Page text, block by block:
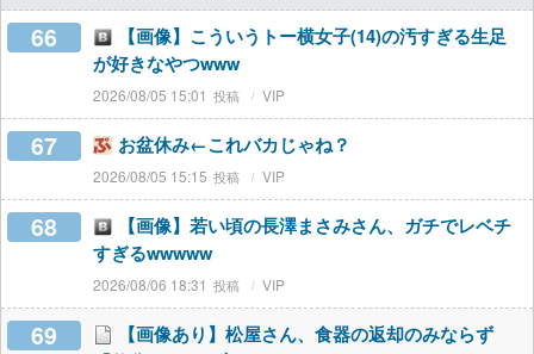
66
【画像】こういうトー横女子(14)の汚すぎる生足
が好きなやつwww
2026/08/05 15:01 VIP
67 お盆休み←これバカじゃね？
2026/08/05 15:15 VIP
68
【画像】若い頃の長澤まさみさん、ガチでレベチ
すぎるwwwww
2026/08/06 18:31 VIP
69
【画像あり】松屋さん、食器の返却のみならず